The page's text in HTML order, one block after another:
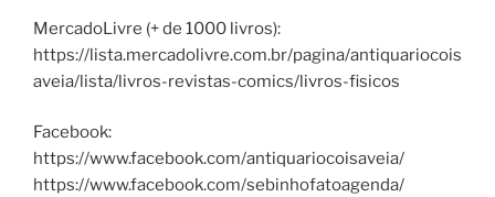
MercadoLivre (+ de 1000 livros):
https://lista.mercadolivre.com.br/pagina/antiquariocois
aveia/lista/livros-revistas-comics/livros-fisicos
Facebook:
https://www.facebook.com/antiquariocoisaveia/
https://www.facebook.com/sebinhofatoagenda/